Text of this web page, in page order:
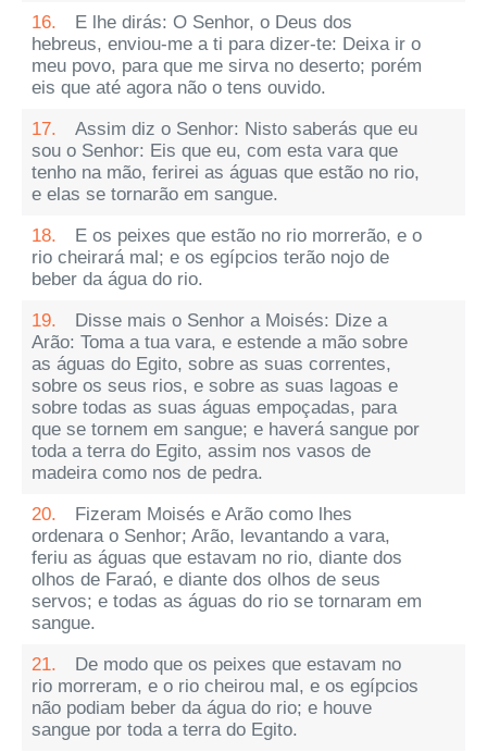
16.
E lhe dirás: O Senhor, o Deus dos
hebreus, enviou-me a ti para dizer-te: Deixa ir o
meu povo, para que me sirva no deserto; porém
eis que até agora não o tens ouvido.
17.
Assim diz o Senhor: Nisto saberás que eu
sou o Senhor: Eis que eu, com esta vara que
tenho na mão, ferirei as águas que estão no rio,
e elas se tornarão em sangue.
18.
E os peixes que estão no rio morrerão, e o
rio cheirará mal; e os egípcios terão nojo de
beber da água do rio.
19.
Disse mais o Senhor a Moisés: Dize a
Arão: Toma a tua vara, e estende a mão sobre
as águas do Egito, sobre as suas correntes,
sobre os seus rios, e sobre as suas lagoas e
sobre todas as suas águas empoçadas, para
que se tornem em sangue; e haverá sangue por
toda a terra do Egito, assim nos vasos de
madeira como nos de pedra.
20.
Fizeram Moisés e Arão como lhes
ordenara o Senhor; Arão, levantando a vara,
feriu as águas que estavam no rio, diante dos
olhos de Faraó, e diante dos olhos de seus
servos; e todas as águas do rio se tornaram em
sangue.
21.
De modo que os peixes que estavam no
rio morreram, e o rio cheirou mal, e os egípcios
não podiam beber da água do rio; e houve
sangue por toda a terra do Egito.